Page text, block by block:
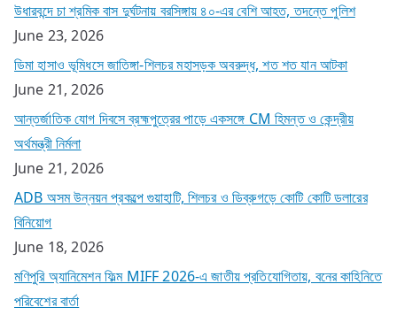
উধারবন্দে চা শ্রমিক বাস দুর্ঘটনায় বরসিঙ্গায় ৪০-এর বেশি আহত, তদন্তে পুলিশ
June 23, 2026
ডিমা হাসাও ভূমিধসে জাতিঙ্গা-শিলচর মহাসড়ক অবরুদ্ধ, শত শত যান আটকা
June 21, 2026
আন্তর্জাতিক যোগ দিবসে ব্রহ্মপুত্রের পাড়ে একসঙ্গে CM হিমন্ত ও কেন্দ্রীয়
অর্থমন্ত্রী নির্মলা
June 21, 2026
ADB অসম উন্নয়ন প্রকল্পে গুয়াহাটি, শিলচর ও ডিব্রুগড়ে কোটি কোটি ডলারের
বিনিয়োগ
June 18, 2026
মণিপুরি অ্যানিমেশন ফিল্ম MIFF 2026-এ জাতীয় প্রতিযোগিতায়, বনের কাহিনিতে
পরিবেশের বার্তা